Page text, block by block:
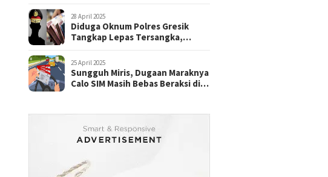
28 April 2025
Diduga Oknum Polres Gresik
Tangkap Lepas Tersangka,
25 April 2025
Sungguh Miris, Dugaan Maraknya
Calo SIM Masih Bebas Beraksi di